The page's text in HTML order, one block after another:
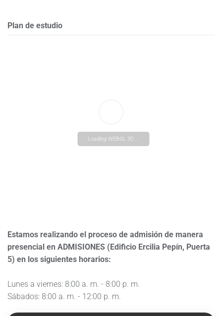
Plan de estudio
Loading WEBGL 3D ...
Estamos realizando el proceso de admisión de manera
presencial en ADMISIONES (Edificio Ercilia Pepín, Puerta
5) en los siguientes horarios:
Lunes a viernes: 8:00 a. m. - 8:00 p. m.
Sábados: 8:00 a. m. - 12:00 p. m.